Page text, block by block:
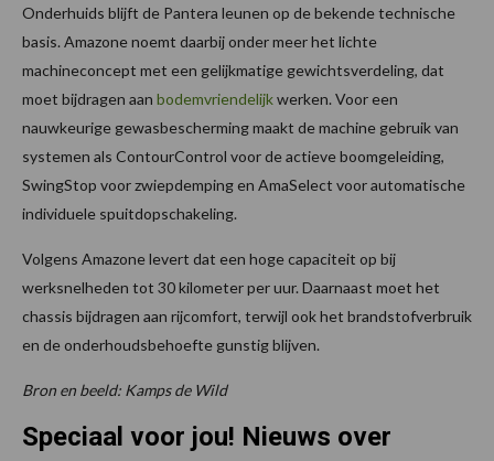
Onderhuids blijft de Pantera leunen op de bekende technische
basis. Amazone noemt daarbij onder meer het lichte
machineconcept met een gelijkmatige gewichtsverdeling, dat
moet bijdragen aan bodemvriendelijkwerken. Voor een
nauwkeurige gewasbescherming maakt de machine gebruik van
systemen als ContourControl voor de actieve boomgeleiding,
SwingStop voor zwiepdemping en AmaSelect voor automatische
individuele spuitdopschakeling.
Volgens Amazone levert dat een hoge capaciteit op bij
werksnelheden tot 30 kilometer per uur. Daarnaast moet het
chassis bijdragen aan rijcomfort, terwijl ook het brandstofverbruik
en de onderhoudsbehoefte gunstig blijven.
Bron en beeld: Kamps de Wild
Speciaal voor jou! Nieuws over